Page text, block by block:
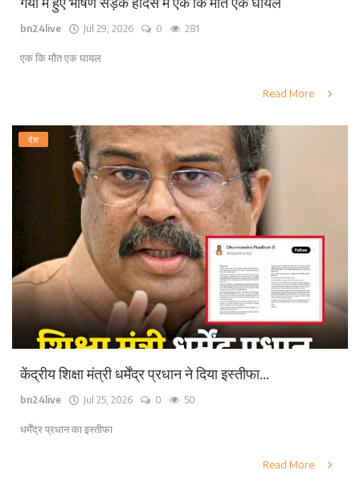
bn24live Jul 29, 2026 0 281
एक कि मौत एक घायल
Read More
देश
केंद्रीय शिक्षा मंत्री धर्मेंद्र प्रधान ने दिया इस्तीफा...
bn24live Jul 25, 2026 0 50
धर्मेंद्र प्रधान का इस्तीफा
Read More